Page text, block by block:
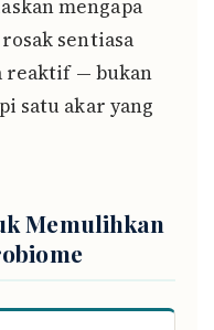
mengapa
sentiasa
reaktif — bukan
satu akar yang
Memulihkan